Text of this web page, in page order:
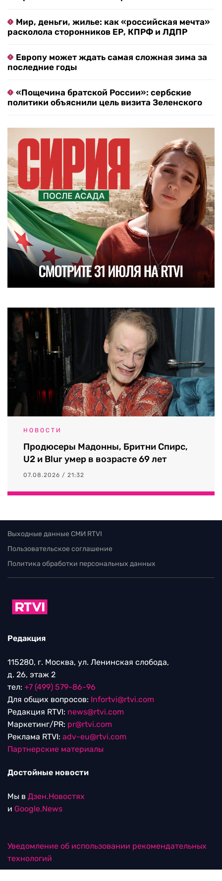
Мир, деньги, жилье: как «российская мечта»
расколола сторонников ЕР, КПРФ и ЛДПР
Европу может ждать самая сложная зима за
последние годы
«Пощечина братской России»: сербские
политики объяснили цель визита Зеленского
НОВОСТИ
Продюсеры Мадонны, Бритни Спирс,
U2 и Blur умер в возрасте 69 лет
07.08.2026 / 21:32
Выходные данные СМИ RTVI
Пользовательское соглашение
Политика обработки персональных данных
Редакция
115280, г. Москва, ул. Ленинская слобода,
д. 26, этаж 2
тел: +7 (499) 579-86-96
Для общих вопросов: Infortvi@rtvi.com
Редакция RTVI: news@rtvi.com
Маркетинг/PR: pr@rtvi.com
Реклама RTVI: adv-eu@rtvi.com
Партнерские материалы
Достойные новости
Мы в Дзен.Новостях
и Google.News
Уведомление об использовании рекомендательных
технологий